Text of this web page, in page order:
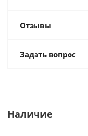
Отзывы
Задать вопрос
Наличие